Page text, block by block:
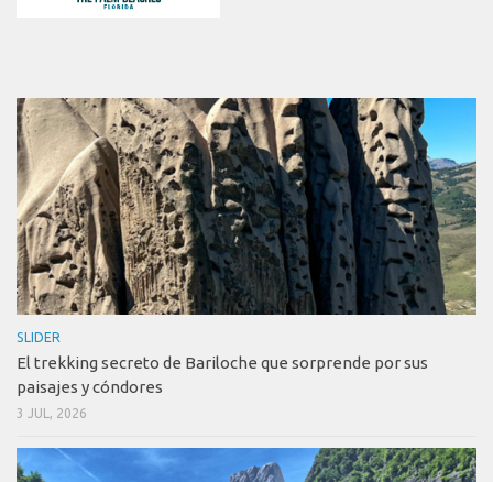
SLIDER
El trekking secreto de Bariloche que sorprende por sus
paisajes y cóndores
3 JUL, 2026